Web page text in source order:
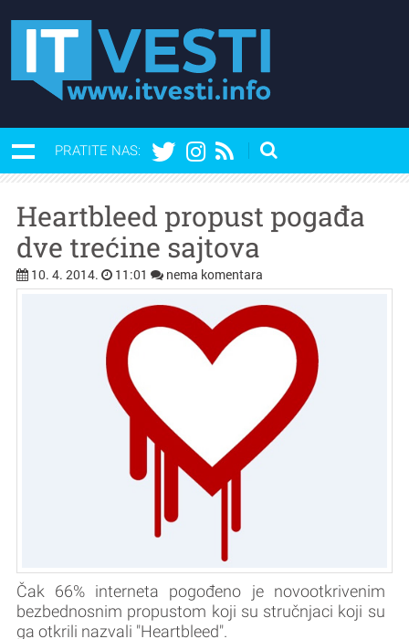
PRATITE NAS:
Heartbleed propust pogađa
dve trećine sajtova
10. 4. 2014. 11:01 nema komentara
Čak 66% interneta pogođeno je novootkrivenim
bezbednosnim propustom koji su stručnjaci koji su
ga otkrili nazvali "Heartbleed".